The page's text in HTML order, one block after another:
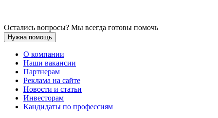
Остались вопросы? Мы всегда готовы помочь
Нужна помощь
О компании
Наши вакансии
Партнерам
Реклама на сайте
Новости и статьи
Инвесторам
Кандидаты по профессиям